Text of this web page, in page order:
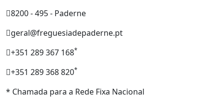
8200 - 495 - Paderne
geral@freguesiadepaderne.pt
+351 289 367 168*
+351 289 368 820*
* Chamada para a Rede Fixa Nacional